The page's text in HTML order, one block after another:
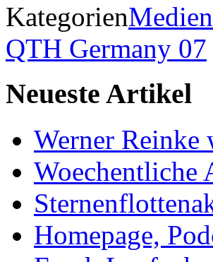
KategorienMedien
QTH Germany 07
Neueste Artikel
Werner Reinke
Woechentliche
Homepage,